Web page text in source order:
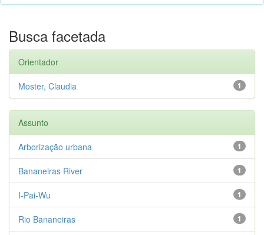
Busca facetada
Orientador
1
Moster, Claudia
Assunto
1
Arborização urbana
1
Bananeiras River
1
I-Pai-Wu
1
Rio Bananeiras